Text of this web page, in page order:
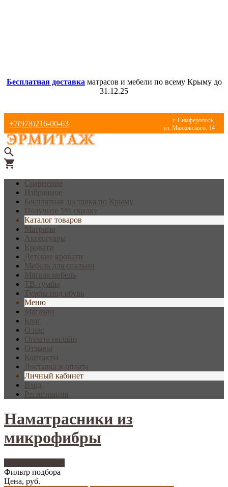
Бесплатная доставка матрасов и мебели по всему Крыму до
31.12.25
+7(978)216-00-63
г. Симферополь,
ул. Маяковского, 14
Сравнение
Избранное
Бесплатная доставка по Крыму
Получите 5% скидку
Каталог товаров
Матрасы
Аксессуары
Кровати
Детские кровати
Мебель для спальни
Мягкая мебель
ТВ-тумбы
Тумбы под обувь
Меню
Магазин
Блог
О нас
Оплата онлайн
Отзывы
Контакты
Доставка и оплата
Личный кабинет
Вход
Регистрация
Наматрасники из
микрофибры
Фильтр подбора
Цена, руб.